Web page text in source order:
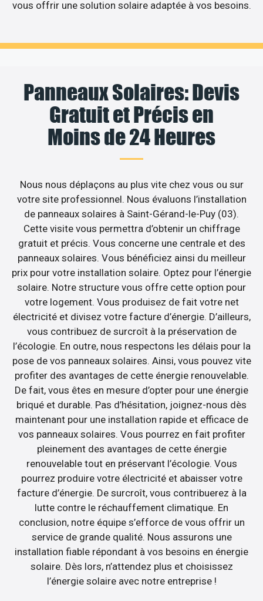
vous offrir une solution solaire adaptée à vos besoins.
Panneaux Solaires: Devis
Gratuit et Précis en
Moins de 24 Heures
Nous nous déplaçons au plus vite chez vous ou sur
votre site professionnel. Nous évaluons l’installation
de panneaux solaires à Saint-Gérand-le-Puy (03).
Cette visite vous permettra d’obtenir un chiffrage
gratuit et précis. Vous concerne une centrale et des
panneaux solaires. Vous bénéficiez ainsi du meilleur
prix pour votre installation solaire. Optez pour l’énergie
solaire. Notre structure vous offre cette option pour
votre logement. Vous produisez de fait votre net
électricité et divisez votre facture d’énergie. D’ailleurs,
vous contribuez de surcroît à la préservation de
l’écologie. En outre, nous respectons les délais pour la
pose de vos panneaux solaires. Ainsi, vous pouvez vite
profiter des avantages de cette énergie renouvelable.
De fait, vous êtes en mesure d’opter pour une énergie
briqué et durable. Pas d’hésitation, joignez-nous dès
maintenant pour une installation rapide et efficace de
vos panneaux solaires. Vous pourrez en fait profiter
pleinement des avantages de cette énergie
renouvelable tout en préservant l’écologie. Vous
pourrez produire votre électricité et abaisser votre
facture d’énergie. De surcroît, vous contribuerez à la
lutte contre le réchauffement climatique. En
conclusion, notre équipe s’efforce de vous offrir un
service de grande qualité. Nous assurons une
installation fiable répondant à vos besoins en énergie
solaire. Dès lors, n’attendez plus et choisissez
l’énergie solaire avec notre entreprise !